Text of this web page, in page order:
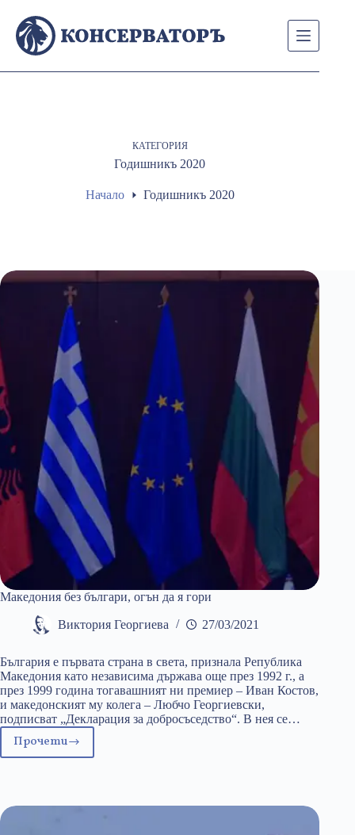
content
КАТЕГОРИЯ
Годишникъ 2020
Начало Годишникъ 2020
Македония без българи, огън да я гори
Виктория Георгиева 27/03/2021
България е първата страна в света, признала Република
Македония като независима държава още през 1992 г., а
през 1999 година тогавашният ни премиер – Иван Костов,
и македонският му колега – Любчо Георгиевски,
подписват „Декларация за добросъседство“. В нея се…
ПрочетиМакедония